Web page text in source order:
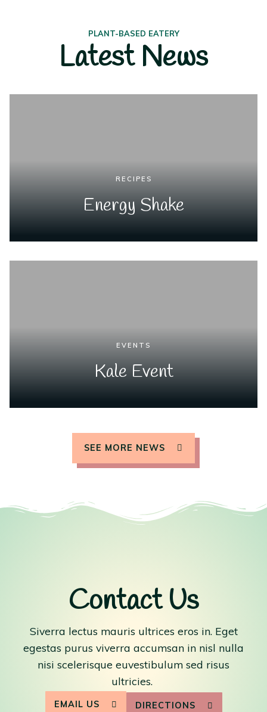
PLANT-BASED EATERY
Latest News
RECIPES
Energy Shake
EVENTS
Kale Event
SEE MORE NEWS
Contact Us
Siverra lectus mauris ultrices eros in. Eget
egestas purus viverra accumsan in nisl nulla
nisi scelerisque euvestibulum sed risus
ultricies.
EMAIL US DIRECTIONS